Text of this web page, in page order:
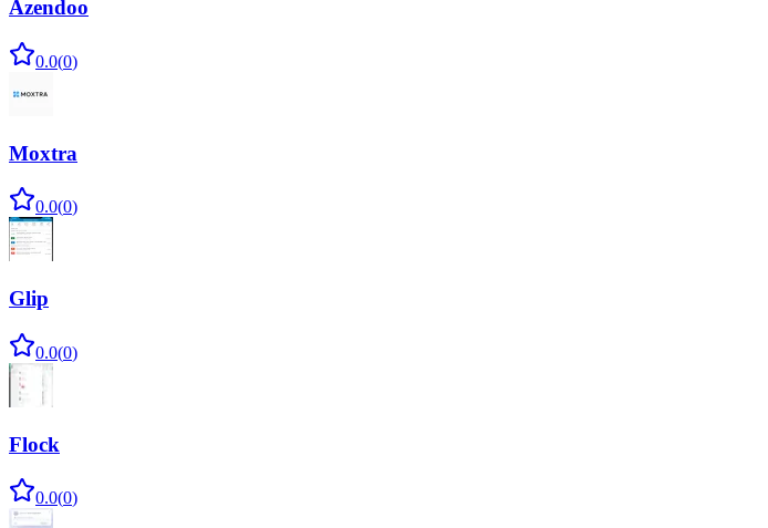
Azendoo
0.0(0)
Moxtra
0.0(0)
Glip
0.0(0)
Flock
0.0(0)